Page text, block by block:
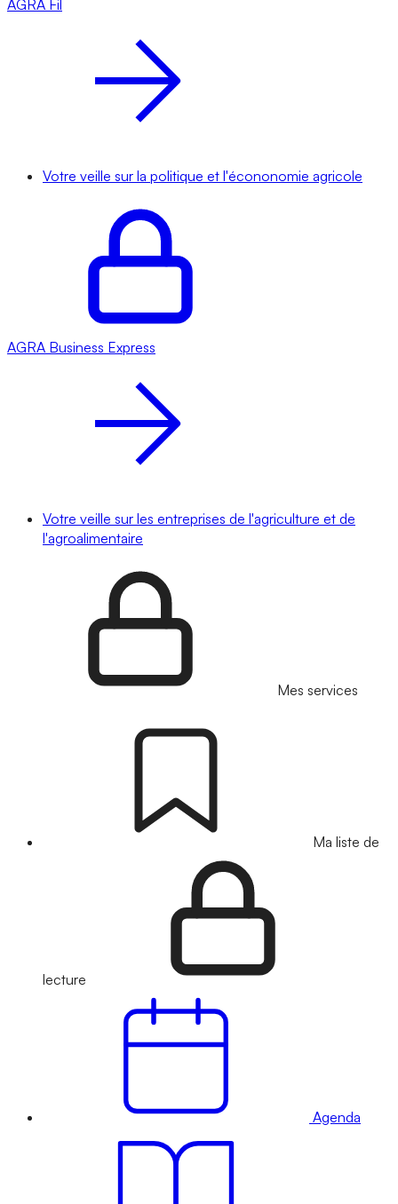
AGRA Fil
Votre veille sur la politique et l'écononomie agricole
AGRA Business Express
Votre veille sur les entreprises de l'agriculture et de
l'agroalimentaire
Mes services
Ma liste de
lecture
Agenda